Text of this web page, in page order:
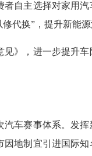
自主选择对家用
代换”，提升新能源
》，进一步提升
车赛事体系。发
地制宜引进国际